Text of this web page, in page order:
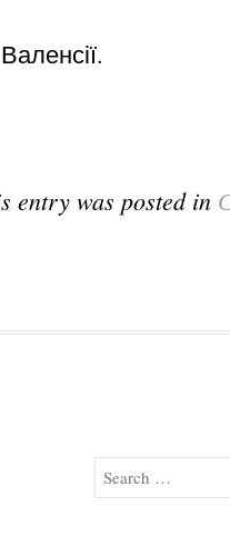
entry was posted in
Search